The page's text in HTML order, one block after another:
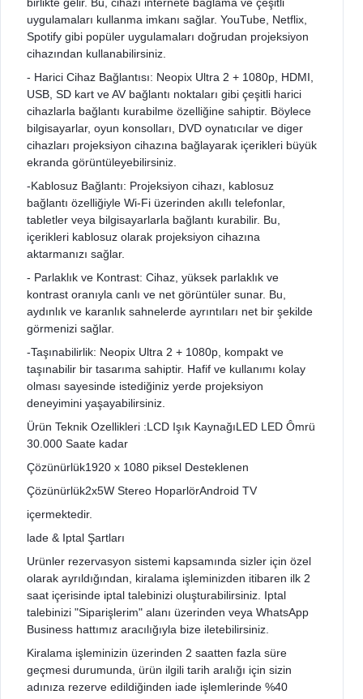
uygulamaları kullanma imkanı sağlar. YouTube, Netflix,
Spotify gibi popüler uygulamaları doğrudan projeksiyon
cihazından kullanabilirsiniz.
- Harici Cihaz Bağlantısı: Neopix Ultra 2 + 1080p, HDMI,
USB, SD kart ve AV bağlantı noktaları gibi çeşitli harici
cihazlarla bağlantı kurabilme özelliğine sahiptir. Böylece
bilgisayarlar, oyun konsolları, DVD oynatıcılar ve diger
cihazları projeksiyon cihazına bağlayarak içerikleri büyük
ekranda görüntüleyebilirsiniz.
-Kablosuz Bağlantı: Projeksiyon cihazı, kablosuz
bağlantı özelliğiyle Wi-Fi üzerinden akıllı telefonlar,
tabletler veya bilgisayarlarla bağlantı kurabilir. Bu,
içerikleri kablosuz olarak projeksiyon cihazına
aktarmanızı sağlar.
- Parlaklık ve Kontrast: Cihaz, yüksek parlaklık ve
kontrast oranıyla canlı ve net görüntüler sunar. Bu,
aydınlık ve karanlık sahnelerde ayrıntıları net bir şekilde
görmenizi sağlar.
-Taşınabilirlik: Neopix Ultra 2 + 1080p, kompakt ve
taşınabilir bir tasarıma sahiptir. Hafif ve kullanımı kolay
olması sayesinde istediğiniz yerde projeksiyon
deneyimini yaşayabilirsiniz.
Ürün Teknik Ozellikleri :LCD Işık KaynağıLED LED Ômrü
30.000 Saate kadar
Çözünürlük1920 x 1080 piksel Desteklenen
Çözünürlük2x5W Stereo HoparlörAndroid TV
içermektedir.
lade & Iptal Şartları
Urünler rezervasyon sistemi kapsamında sizler için özel
olarak ayrıldığından, kiralama işleminizden itibaren ilk 2
saat içerisinde iptal talebinizi oluşturabilirsiniz. Iptal
talebinizi "Siparişlerim" alanı üzerinden veya WhatsApp
Business hattımız aracılığıyla bize iletebilirsiniz.
Kiralama işleminizin üzerinden 2 saatten fazla süre
geçmesi durumunda, ürün ilgili tarih aralığı için sizin
adınıza rezerve edildiğinden iade işlemlerinde %40